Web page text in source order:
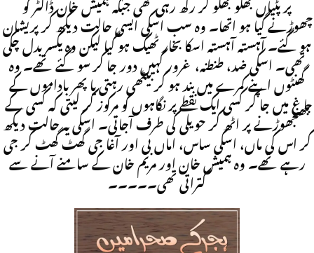
پر پٹیاں بھگو بھگو کر رکھ رہی تھی جبکہ ہمیش خان ڈاکٹر کو
چھوڑنے گیا ہو اتھا۔ وہ سب اسکی ایسی حالت دیکھ کر پریشان
ہو گئے۔ آہستہ آہستہ اسکا بخار ٹھیک ہو گیا لیکن وہ یکسر بدل چکی
تھی۔ اسکی ضد، طنطنہ، غرور کہیں دور جا کر سو گئے تھے۔ وہ
گھنٹوں اپنے کمرے میں بند ہو کر بیٹھی رہتی یا پھر باداموں کے
باغ میں جا کر کسی ایک نقطے پر نگاہوں کو مرکوز کر لیتی کہ کسی کے
جھنجھوڑنے پر اٹھ کر حویلی کی طرف آجاتی۔ اسکی یہ حالت دیکھ
کر اس کی ماں، اسکی ساس، اماں بی اور آغا جی گھٹ گھٹ کر جی
رہے تھے۔ وہ ہمیش خان اور مریم خان کے سامنے آنے سے
کتراتی تھی۔۔۔۔۔